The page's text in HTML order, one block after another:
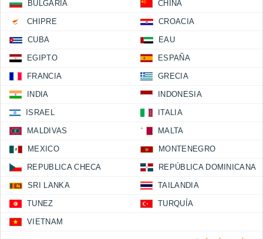
BULGARIA CHINA
CHIPRE CROACIA
CUBA EAU
EGIPTO ESPAÑA
FRANCIA GRECIA
INDIA INDONESIA
ISRAEL ITALIA
MALDIVAS MALTA
MEXICO MONTENEGRO
REPUBLICA CHECA REPÚBLICA DOMINICANA
SRI LANKA TAILANDIA
TUNEZ TURQUÍA
VIETNAM